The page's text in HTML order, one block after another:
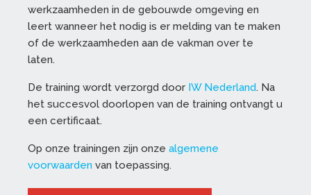
werkzaamheden in de gebouwde omgeving en
leert wanneer het nodig is er melding van te maken
of de werkzaamheden aan de vakman over te
laten.
De training wordt verzorgd door IW Nederland. Na
het succesvol doorlopen van de training ontvangt u
een certificaat.
Op onze trainingen zijn onze algemene
voorwaarden van toepassing.